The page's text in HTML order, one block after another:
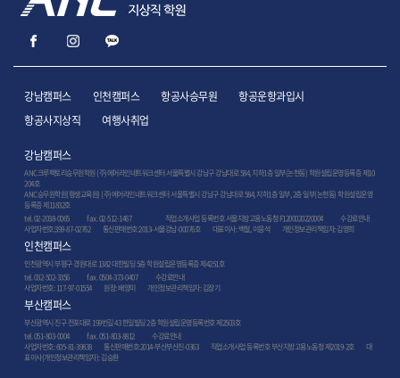
강남캠퍼스 인천캠퍼스 항공사승무원
항공운항과입시
항공사지상직
여행사취업
강남캠퍼스
ANC크루팩토리승무원학원 (주)에어라인네트워크센터 서울특별시 강남구 강남대로 584, 지하1층 일부(논현동) 학원설립운영등록증 제10
204호
ANC승무원학원(평생교육원) (주)에어라인네트워크센터 서울특별시 강남구 강남대로 584, 지하1층 일부, 2층 일부(논현동) 학원설립운영
등록증 제11832호
tel. 02-2038-0065
fax. 02-512-1467 직업소개사업 등록번호 서울지방고용노동청 F1200020220004
수강료안내
사업자번호:399-87-02762 통신판매번호:2013-서울강남-00076호 대표이사: 백철, 이응석 개인정보관리책임자: 김영희
인천캠퍼스
인천광역시 부평구 경원대로 1382 대한빌딩 5층 학원설립운영등록증 제4251호
tel. 032-502-3356
fax. 0504-373-0407
수강료안내
사업자번호: 117-97-01554 원장: 배양미 개인정보관리책임자: 김장기
부산캠퍼스
부산광역시 진구 전포대로 199번길 43 한일빌딩 2층 학원설립운영등록번호 제2503호
tel. 051-803-0004
fax. 051-803-8812
수강료안내
사업자번호: 605-81-39838 통신판매번호:2014-부산부산진-0363 직업소개사업 등록번호 부산지방고용노동청 제2019-2호 대
표이사(개인정보관리책임자): 김승환